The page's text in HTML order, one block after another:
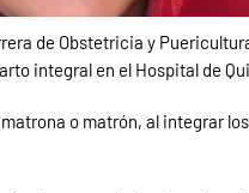
de Obstetricia y
integral en el Hospital de
o matrón, al integrar